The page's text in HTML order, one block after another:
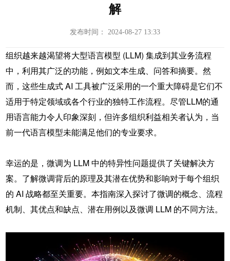
解
发布时间： 2024-08-27 13:33
组织越来越渴望将大型语言模型 (LLM) 集成到其业务流程
中，利用其广泛的功能，例如文本生成、问答和摘要。然
而，这些生成式 AI 工具被广泛采用的一个重大障碍是它们不
适用于特定领域或各个行业的独特工作流程。尽管LLM的通
用语言能力令人印象深刻，但许多组织利益相关者认为，当
前一代语言模型未能满足他们的专业要求。
幸运的是，微调为 LLM 中的特异性问题提供了关键解决方
案。了解微调背后的原理及其潜在优势和影响对于每个组织
的 AI 战略都至关重要。本指南深入探讨了微调的概念、流程
机制、其优点和缺点、潜在用例以及微调 LLM 的不同方法。